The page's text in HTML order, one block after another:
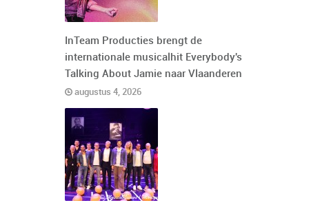
InTeam Producties brengt de
internationale musicalhit Everybody's
Talking About Jamie naar Vlaanderen
augustus 4, 2026